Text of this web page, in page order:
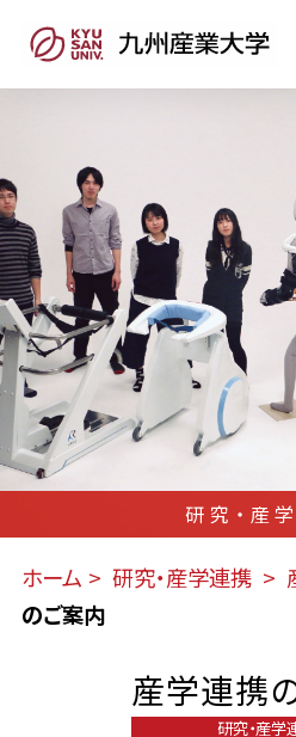
研究・産
ホーム 研究・産学連携
のご案内
産学連携
研究・産学